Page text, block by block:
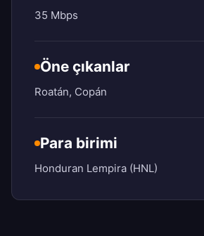
35 Mbps
Öne çıkanlar
Roatán, Copán
Para birimi
Honduran Lempira (HNL)